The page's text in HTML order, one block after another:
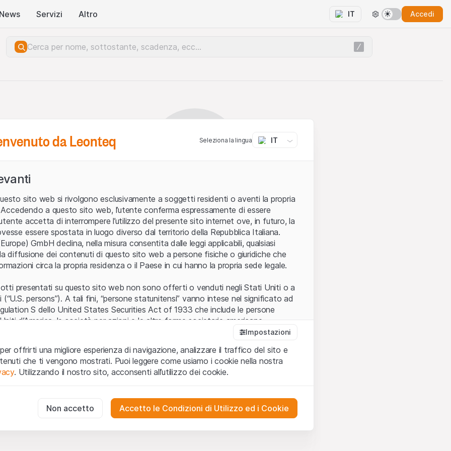
News Servizi Altro IT Accedi
Errore del server.
da Leonteq Seleziona la lingua IT
sito web si rivolgono esclusivamente a soggetti residenti o aventi la propria
a questo sito web, l’utente conferma espressamente di essere
accetta di interrompere l’utilizzo del presente sito internet ove, in futuro, la
essere spostata in luogo diverso dal territorio della Repubblica Italiana.
GmbH declina, nella misura consentita dalle leggi applicabili, qualsiasi
diffusione dei contenuti di questo sito web a persone fisiche o giuridiche che
circa la propria residenza o il Paese in cui hanno la propria sede legale.
presentati su questo sito web non sono offerti o venduti negli Stati Uniti o a
persons”). A tali fini, “persone statunitensi” vanno intese nel significato ad
S dello United States Securities Act of 1933 che include le persone
d’America, le società per azioni e le altre forme societarie americane.
web (di seguito, il “Sito”) si dichiara di aver compreso e di accettare le
avvertenze importanti e le condizioni di utilizzo ivi rese disponibili. Nel caso in
utilizzonon siano accettate, l’utente è tenuto ad interrompere l’utilizzo del
o invito ad acquistare
i dati, i servizi, gli strumenti, i documenti (i “Contenuti del Sito”) contenuti o
web hanno esclusivamente finalità informative e non rappresentano né
Impostazioni
offrirti una migliore esperienza di navigazione, analizzare il traffico del sito e
che ti vengono mostrati. Puoi leggere come usiamo i cookie nella nostra
. Utilizzando il nostro sito, acconsenti all’utilizzo dei cookie.
per il funzionamento del sito web e non possono essere disattivati.
Non accetto Accetto le Condizioni di Utilizzo ed i Cookie